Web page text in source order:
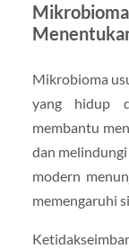
Mikrobioma
yang hidup
membantu
dan
modern
memengaruhi